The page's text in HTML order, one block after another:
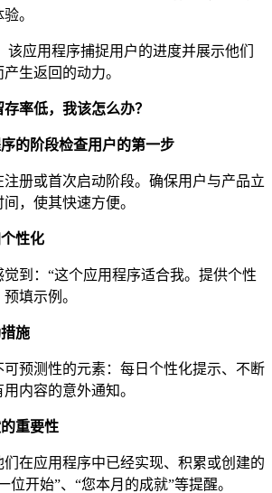
。
该应用程序捕捉用户的进度并展示他们
生返回的动力。
率低，我该怎么办？
的阶段检查用户的第一步
册或首次启动阶段。确保用户与产品立
，使其快速方便。
性化
到：“这个应用程序适合我。提供个性
填示例。
施
预测性的元素：每日个性化提示、不断
内容的意外通知。
重要性
们在应用程序中已经实现、积累或创建的
位开始”、“您本月的成就”等提醒。